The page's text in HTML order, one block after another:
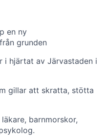
en ny
grunden
i hjärtat av Järvastaden i
gillar att skratta, stötta
barnmorskor,